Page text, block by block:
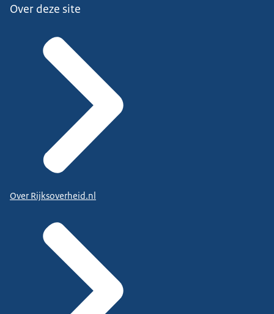
Over deze site
Over Rijksoverheid.nl